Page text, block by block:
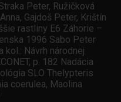
Peter, Ružičková
Gajdoš Peter, Krištín
rastliny E6 Záhorie –
1996 Sabo Peter
Návrh národnej
p. 182 Nadácia
SLO Thelypteris
coerulea, Maolina